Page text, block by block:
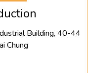
Building, 40-44
Chung